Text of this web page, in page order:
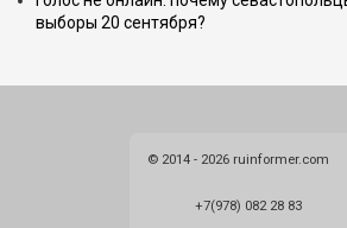
выборы 20 сентября?
© 2014 - 2026 ruinformer.com
+7(978) 082 28 83